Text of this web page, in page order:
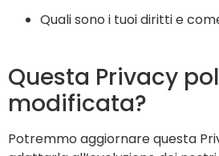
Quali sono i tuoi diritti e
Questa Privacy
modificata?
Potremmo aggiornare questa